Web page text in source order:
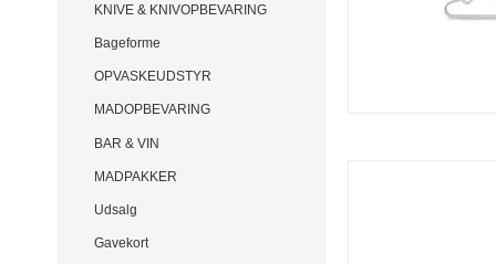
KNIVE & KNIVOPBEVARING
Bageforme
OPVASKEUDSTYR
MADOPBEVARING
BAR & VIN
MADPAKKER
Udsalg
Gavekort